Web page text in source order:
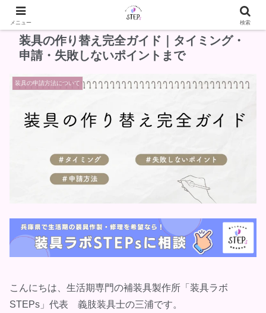
装具の作り替え完全ガイド｜タイミング・
申請・失敗しないポイントまで
装具の申請方法について
こんにちは、生活期専門の補装具製作所「装具ラボ
STEPs」代表 義肢装具士の三浦です。
メニュー 検索